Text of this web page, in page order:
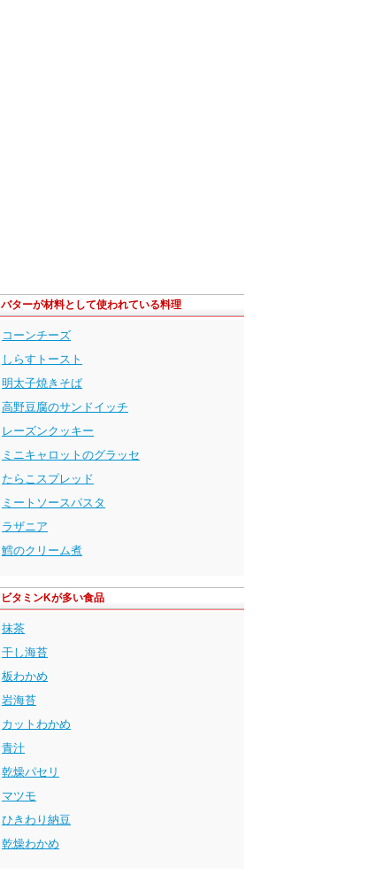
バターが材料として使われている料理
コーンチーズ
しらすトースト
明太子焼きそば
高野豆腐のサンドイッチ
レーズンクッキー
ミニキャロットのグラッセ
たらこスプレッド
ミートソースパスタ
ラザニア
鱈のクリーム煮
ビタミンKが多い食品
抹茶
干し海苔
板わかめ
岩海苔
カットわかめ
青汁
乾燥パセリ
マツモ
ひきわり納豆
乾燥わかめ